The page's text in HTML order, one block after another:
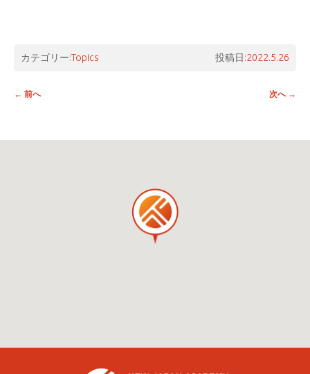
カテゴリー:Topics 投稿日:2022.5.26
投稿ナビゲーション
← 前へ 次へ →